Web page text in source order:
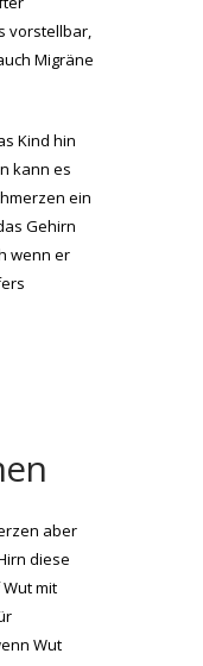
vorstellbar,
Migräne
Kind hin
kann es
ein
Gehirn
wenn er
aber
diese
mit
Wut